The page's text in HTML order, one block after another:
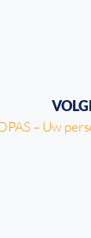
– Uw